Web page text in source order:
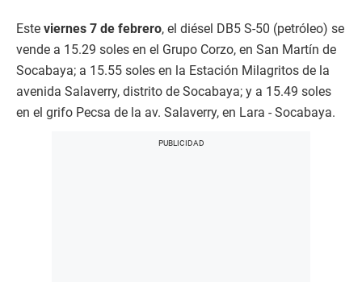
Este viernes 7 de febrero, el diésel DB5 S-50 (petróleo) se
vende a 15.29 soles en el Grupo Corzo, en San Martín de
Socabaya; a 15.55 soles en la Estación Milagritos de la
avenida Salaverry, distrito de Socabaya; y a 15.49 soles
en el grifo Pecsa de la av. Salaverry, en Lara - Socabaya.